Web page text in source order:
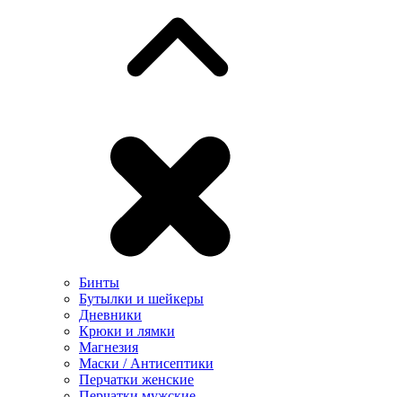
Бинты
Бутылки и шейкеры
Дневники
Крюки и лямки
Магнезия
Маски / Антисептики
Перчатки женские